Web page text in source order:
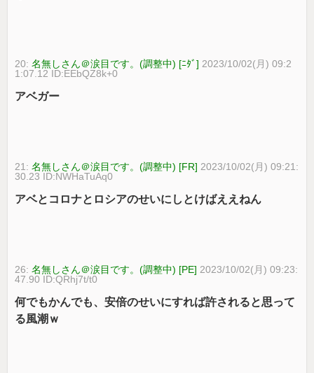
20:名無しさん＠涙目です。(調整中) [ﾆﾀﾞ] 2023/10/02(月) 09:2
1:07.12 ID:EEbQZ8k+0
アベガー
21:名無しさん＠涙目です。(調整中) [FR] 2023/10/02(月) 09:21:
30.23 ID:NWHaTuAq0
アベとコロナとロシアのせいにしとけばええねん
26:名無しさん＠涙目です。(調整中) [PE] 2023/10/02(月) 09:23:
47.90 ID:QRhj7t/t0
何でもかんでも、安倍のせいにすれば許されると思って
る風潮ｗ